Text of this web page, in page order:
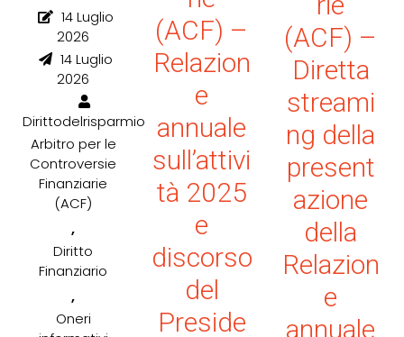
14 Luglio
2026
14 Luglio
2026
Dirittodelrisparmio
Arbitro per le
Controversie
Finanziarie
(ACF)
,
Diritto
Finanziario
,
Oneri
(ACF) –
Relazion
e
annuale
sull’attivi
tà 2025
e
discorso
del
Preside
(ACF) –
Diretta
streami
ng della
present
azione
della
Relazion
e
annuale